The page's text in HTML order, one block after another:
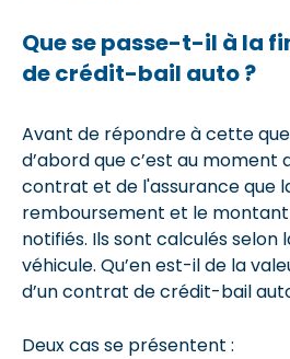
Que se passe-t-il à la
de crédit-bail auto ?
Avant de répondre à cette
d’abord que c’est au moment
contrat et de l'assurance que
remboursement et le
notifiés. Ils sont calculés selon
véhicule. Qu’en est-il de la
d’un contrat de crédit-bail
Deux cas se présentent :